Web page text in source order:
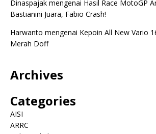
Dinaspajak mengenai Hasil Race MotoGP
Bastianini Juara, Fabio Crash!
Harwanto mengenai Kepoin All New Vario
Merah Doff
Archives
Categories
AISI
ARRC